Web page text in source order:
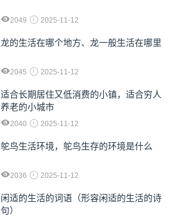
2049 2025-11-12
龙的生活在哪个地方、龙一般生活在哪里
2045 2025-11-12
适合长期居住又低消费的小镇，适合穷人
养老的小城市
2040 2025-11-12
鸵鸟生活环境，鸵鸟生存的环境是什么
2036 2025-11-12
闲适的生活的词语（形容闲适的生活的诗
句）